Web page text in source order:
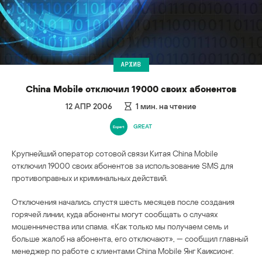
АРХИВ
China Mobile отключил 19000 своих абонентов
12 АПР 2006 1 мин. на чтение
GREAT
Крупнейший оператор сотовой связи Китая China Mobile
отключил 19000 своих абонентов за использование SMS для
противоправных и криминальных действий.
Отключения начались спустя шесть месяцев после создания
горячей линии, куда абоненты могут сообщать о случаях
мошенничества или спама. «Как только мы получаем семь и
больше жалоб на абонента, его отключают», — сообщил главный
менеджер по работе с клиентами China Mobile Янг Каиксионг.